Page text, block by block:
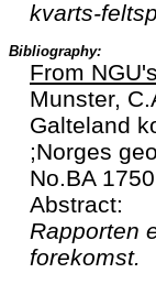
kvarts-
Bibliography:
From
Munster,
Galteland
;Norges
No.BA
Abstract:
Rapporten
forekomst.